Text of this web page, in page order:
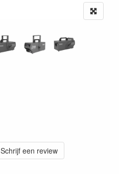
Schrijf een review